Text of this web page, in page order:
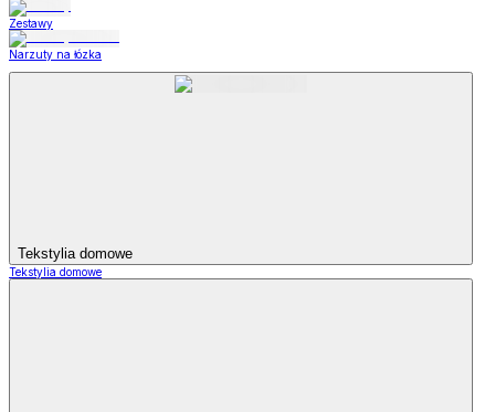
Zestawy
Narzuty na łózka
Tekstylia domowe
Tekstylia domowe